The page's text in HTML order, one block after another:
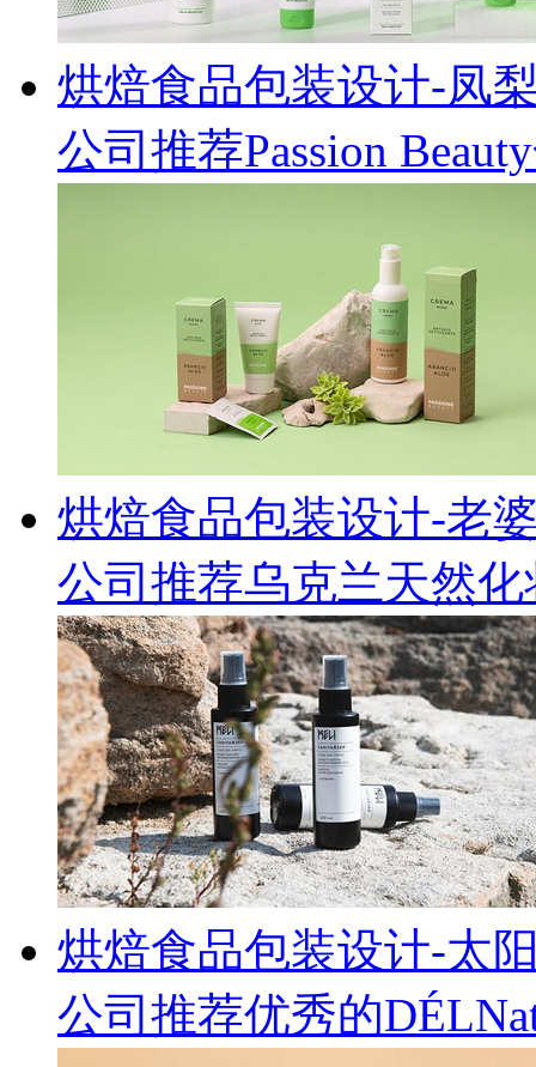
烘焙食品包装设计-凤
公司推荐Passion
烘焙食品包装设计-老
公司推荐乌克兰天然
烘焙食品包装设计-太
公司推荐优秀的